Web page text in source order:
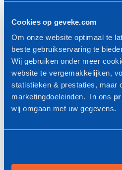
Cookies op geveke.com
Om onze website optimaal te
beste gebruikservaring te
Wij gebruiken onder meer
website te vergemakkelijken,
statistieken & prestaties, maar
marketingdoeleinden. In ons
wij omgaan met uw gegevens.
Ook voor meerdere